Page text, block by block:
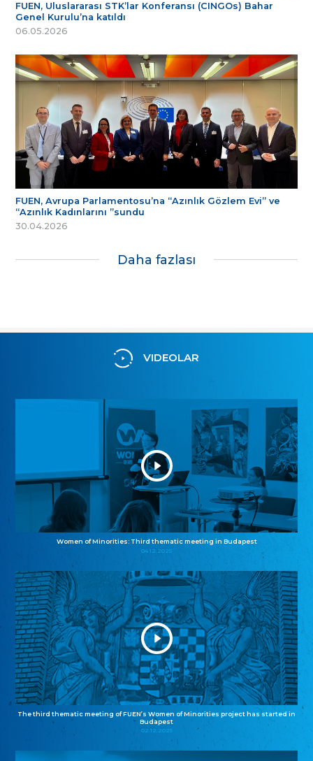
FUEN, Uluslararası STK’lar Konferansı (CINGOs) Bahar
Genel Kurulu’na katıldı
06.05.2026
FUEN, Avrupa Parlamentosu’na “Azınlık Gözlem Evi” ve
“Azınlık Kadınlarını ”sundu
30.04.2026
Daha fazlası
VIDEOLAR
Women of Minorities: Third thematic meeting in Budapest
04.12.2025
The third thematic meeting of FUEN’s Women of Minorities project has started in
Budapest
02.12.2025